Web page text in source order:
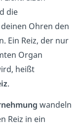
die
deinen Ohren den
Ein Reiz, der nur
Organ
heißt
.
wandeln
Reiz in ein